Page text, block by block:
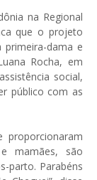
na Regional
que o projeto
primeira-dama e
Rocha, em
social,
público com as
proporcionaram
mamães, são
parto. Parabéns